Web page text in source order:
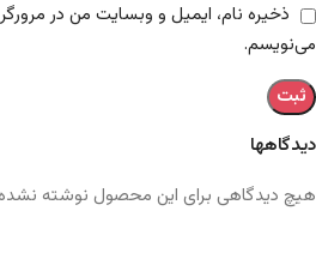
دیدگاهها
هیچ دیدگاهی برای این محصول نوشته
ذخیره نام، ایمیل و وبسایت من در
می‌نویسم.